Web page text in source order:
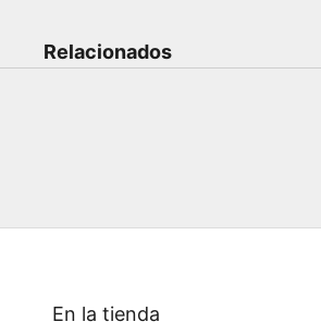
Relacionados
En la tienda